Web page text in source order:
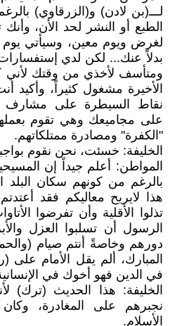
لـــ(بن لادن) و(الزرقاوي)
الطبع أو النشر لحد الأن،
لغرض ويوم معين، وسيأتي يوم
بدلاً عنك... لكن لدي إستفسارات
ومتأسف لأخذي من وقتك لأني
الأخيرة مشغول كثيراً، وأكيد
نقاط السيطرة على مشارف
على مجاميعك وهي تقوم
"الكفرة" ومصادرة ممتلكاتهم.
الخليفة: خسئت، نحن نقوم
المواطن: أعلم جيداً إن
بالرغم من كونهم سكان البلد
هذا لايريح معاليكم فقد
تذلوا الأقلية وأن تفرضوا
الرسول أن تسلبوا العزل
دورهم وخاصةً أنتم صيام
المبارك، ألم يقل الأمام
في الدين فهو أخوك في
الخليفة: هذا الحديث
نجبرهم على المغادرة،
الأسلام.